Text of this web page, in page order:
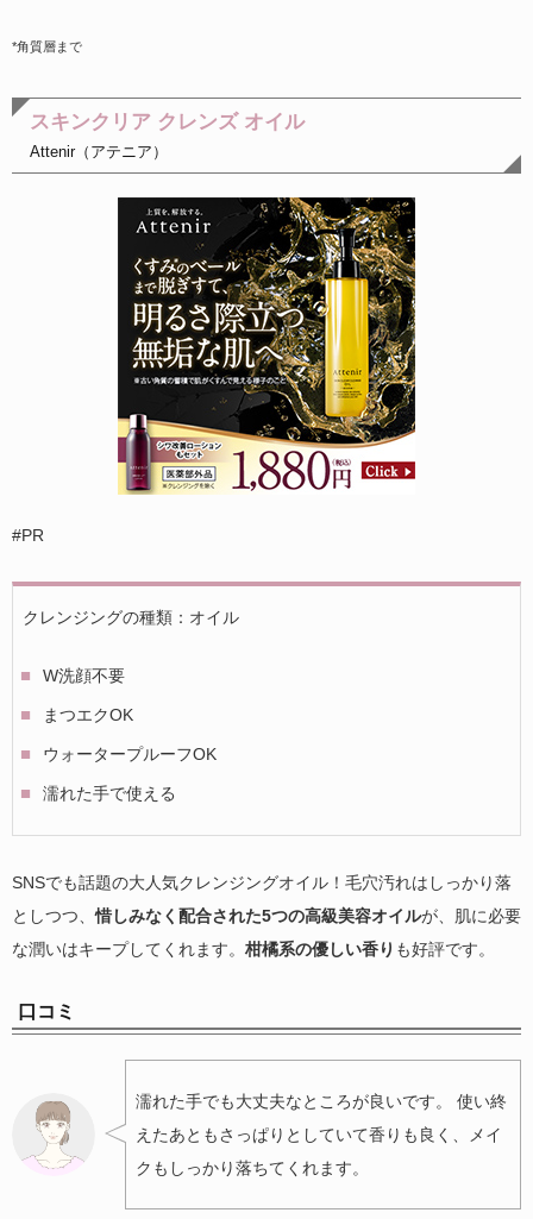
*角質層まで
スキンクリア クレンズ オイル
Attenir（アテニア）
#PR
クレンジングの種類：オイル
W洗顔不要
まつエクOK
ウォータープルーフOK
濡れた手で使える
SNSでも話題の大人気クレンジングオイル！毛穴汚れはしっかり落
としつつ、惜しみなく配合された5つの高級美容オイルが、肌に必要
な潤いはキープしてくれます。 柑橘系の優しい香り も好評です。
口コミ
濡れた手でも大丈夫なところが良いです。 使い終
えたあともさっぱりとしていて香りも良く、メイ
クもしっかり落ちてくれます。